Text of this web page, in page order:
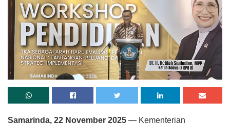
Samarinda, 22 November 2025 — Kementerian